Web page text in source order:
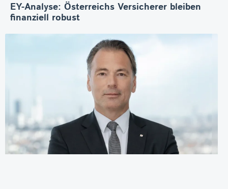
EY-Analyse: Österreichs Versicherer bleiben
finanziell robust